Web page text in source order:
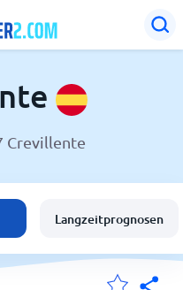
Crevillente
Langzeitprognosen